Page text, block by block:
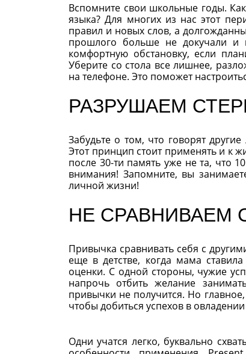
Вспомните свои школьные годы.
языка? Для многих из нас этот
правил и новых слов, а
прошлого больше не докучали и
комфортную обстановку, если
Уберите со стола все лишнее,
на телефоне. Это поможет
РАЗРУШАЕМ
Забудьте о том, что говорят
Этот принцип стоит применять и к
после 30-ти память уже не та, что
внимания! Запомните, вы
личной жизни!
НЕ СРАВНИВАЕМ
Привычка сравнивать себя с
еще в детстве, когда мама
оценки. С одной стороны, чужие
напрочь отбить желание
привычки не получится. Но
чтобы добиться успехов в
Одни учатся легко, буквально